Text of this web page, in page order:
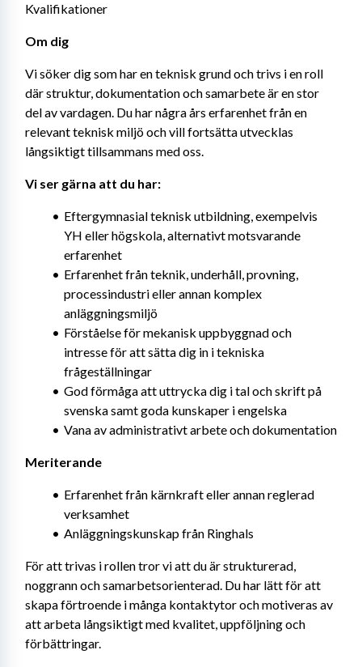
Kvalifikationer
Om dig
Vi söker dig som har en teknisk grund och trivs i en roll
där struktur, dokumentation och samarbete är en stor
del av vardagen. Du har några års erfarenhet från en
relevant teknisk miljö och vill fortsätta utvecklas
långsiktigt tillsammans med oss.
Vi ser gärna att du har:
Eftergymnasial teknisk utbildning, exempelvis
YH eller högskola, alternativt motsvarande
erfarenhet
Erfarenhet från teknik, underhåll, provning,
processindustri eller annan komplex
anläggningsmiljö
Förståelse för mekanisk uppbyggnad och
intresse för att sätta dig in i tekniska
frågeställningar
God förmåga att uttrycka dig i tal och skrift på
svenska samt goda kunskaper i engelska
Vana av administrativt arbete och dokumentation
Meriterande
Erfarenhet från kärnkraft eller annan reglerad
verksamhet
Anläggningskunskap från Ringhals
För att trivas i rollen tror vi att du är strukturerad,
noggrann och samarbetsorienterad. Du har lätt för att
skapa förtroende i många kontaktytor och motiveras av
att arbeta långsiktigt med kvalitet, uppföljning och
förbättringar.